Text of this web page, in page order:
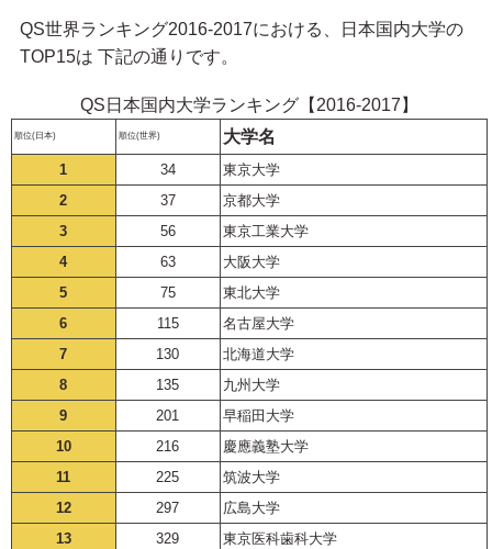
QS世界ランキング2016-2017における、日本国内大学の
TOP15は 下記の通りです。
QS日本国内大学ランキング【2016-2017】
順位(日本) 順位(世界) 大学名
1 34
東京大学
2
37
京都大学
3
56
東京工業大学
4
63
大阪大学
5
75
東北大学
6
115
名古屋大学
7
130
北海道大学
8
135
九州大学
9
201
早稲田大学
10
216
慶應義塾大学
11
225
筑波大学
12
297
広島大学
13
329
東京医科歯科大学